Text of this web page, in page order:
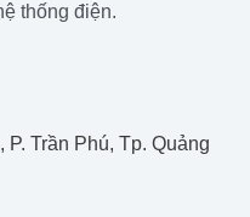
thống điện.
Trần Phú, Tp. Quảng